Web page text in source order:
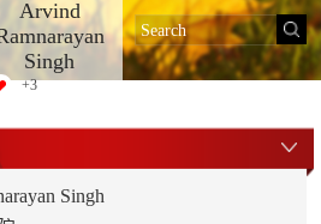
Arvind
Singh
+3
Singh